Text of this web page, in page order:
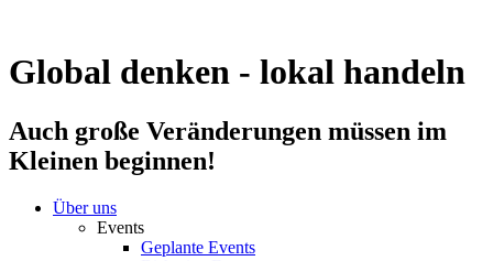
springen
Global denken - lokal handeln
Auch große Veränderungen müssen im
Kleinen beginnen!
Über uns
Events
Geplante Events